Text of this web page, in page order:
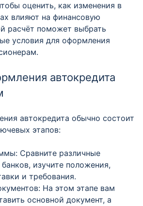
оценить, как изменения в
влияют на финансовую
расчёт поможет выбрать
условия для оформления
автокредита
автокредита обычно состоит
этапов:
Сравните различные
изучите положения,
и требования.
На этом этапе вам
основной документ, а